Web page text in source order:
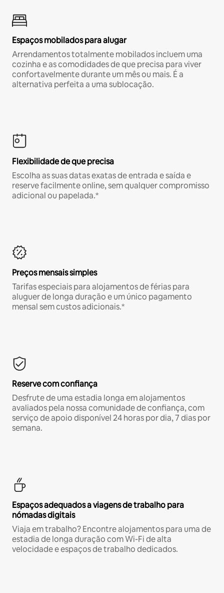
Espaços mobilados para alugar
Arrendamentos totalmente mobilados incluem uma
cozinha e as comodidades de que precisa para viver
confortavelmente durante um mês ou mais. É a
alternativa perfeita a uma sublocação.
Flexibilidade de que precisa
Escolha as suas datas exatas de entrada e saída e
reserve facilmente online, sem qualquer compromisso
adicional ou papelada.*
Preços mensais simples
Tarifas especiais para alojamentos de férias para
aluguer de longa duração e um único pagamento
mensal sem custos adicionais.*
Reserve com confiança
Desfrute de uma estadia longa em alojamentos
avaliados pela nossa comunidade de confiança, com
serviço de apoio disponível 24 horas por dia, 7 dias por
semana.
Espaços adequados a viagens de trabalho para
nómadas digitais
Viaja em trabalho? Encontre alojamentos para uma de
estadia de longa duração com Wi-Fi de alta
velocidade e espaços de trabalho dedicados.